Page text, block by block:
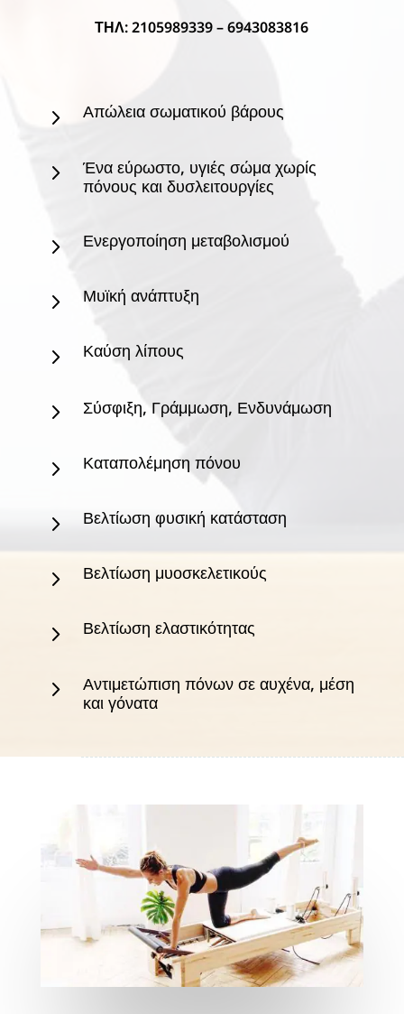
ΤΗΛ: 2105989339 – 6943083816
5 Απώλεια σωματικού βάρους
5
Ένα εύρωστο, υγιές σώμα χωρίς
πόνους και δυσλειτουργίες
5 Ενεργοποίηση μεταβολισμού
5 Μυϊκή ανάπτυξη
5 Καύση λίπους
5 Σύσφιξη, Γράμμωση, Ενδυνάμωση
5 Καταπολέμηση πόνου
5 Βελτίωση φυσική κατάσταση
5 Βελτίωση μυοσκελετικούς
5 Βελτίωση ελαστικότητας
5
Αντιμετώπιση πόνων σε αυχένα, μέση
και γόνατα